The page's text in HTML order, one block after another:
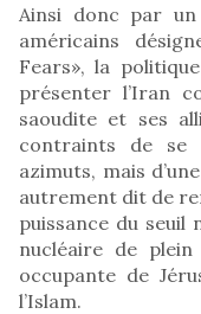
Ainsi donc par
américains
Fears», la
présenter l’Iran
saoudite et ses
contraints de se
azimuts, mais
autrement dit de
puissance du seuil
nucléaire de
occupante de
l’Islam.